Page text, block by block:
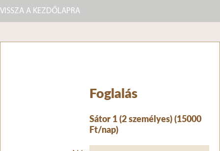
VISSZA A KEZDŐLAPRA
Foglalás
Sátor 1 (2 személyes) (15000
Ft/nap)